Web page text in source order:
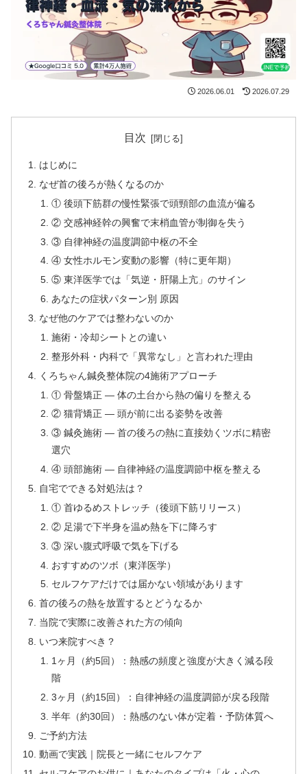
2026.06.01 2026.07.29
目次
はじめに
なぜ首の後ろが熱くなるのか
① 後頭下筋群の慢性緊張で頭頸部の血流が偏る
② 交感神経幹の興奮で末梢血管が制御を失う
③ 自律神経の温度調節中枢の不全
④ 女性ホルモン変動の影響（特に更年期）
⑤ 東洋医学では「気逆・肝陽上亢」のサイン
あなたの症状パターン別 原因
なぜ他のケアでは整わないのか
施術・冷却シートとの違い
整形外科・内科で「異常なし」と言われた理由
くろちゃん鍼灸整体院の4施術アプローチ
① 骨盤矯正 — 体の土台から熱の偏りを整える
② 猫背矯正 — 頭が前に出る姿勢を改善
③ 鍼灸施術 — 首の後ろの熱に直接効くツボに精密
選穴
④ 頭部施術 — 自律神経の温度調節中枢を整える
自宅でできる対処法は？
① 首ゆるめストレッチ（後頭下筋リリース）
② 足湯で下半身を温め熱を下に降ろす
③ 深い腹式呼吸で気を下げる
おすすめのツボ（東洋医学）
セルフケアだけでは届かない領域があります
首の後ろの熱を放置するとどうなるか
当院で実際に改善された方の傾向
いつ来院すべき？
1ヶ月（約5回）：熱感の頻度と強度が大きく減る段
階
3ヶ月（約15回）：自律神経の温度調節が戻る段階
半年（約30回）：熱感のない体が定着・予防体質へ
ご予約方法
動画で実践｜院長と一緒にセルフケア